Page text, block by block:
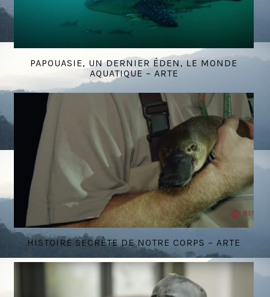
PAPOUASIE, UN DERNIER ÉDEN, LE MONDE
AQUATIQUE – ARTE
HISTOIRE SECRÈTE DE NOTRE CORPS – ARTE